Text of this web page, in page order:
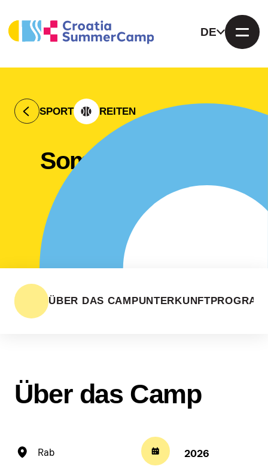
DE
SPORT REITEN
Sommerreitcamp
ÜBER DAS CAMPUNTERKUNFT
Über das Camp
Rab
2026